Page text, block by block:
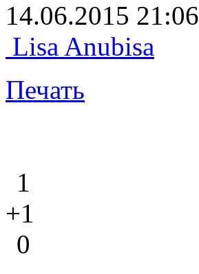
14.06.2015 21:06
Lisa Anubisa
Печать
1
+1
0